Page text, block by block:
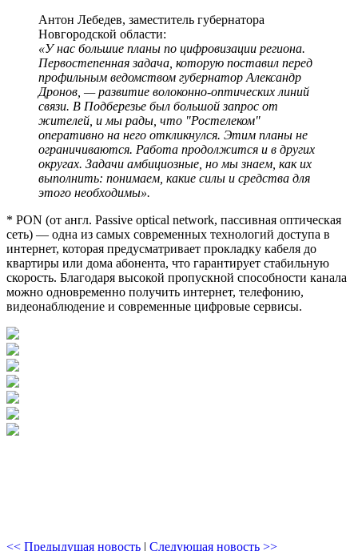
Антон Лебедев, заместитель губернатора
Новгородской области:
«У нас большие планы по цифровизации региона.
Первостепенная задача, которую поставил перед
профильным ведомством губернатор Александр
Дронов, — развитие волоконно-оптических линий
связи. В Подберезье был большой запрос от
жителей, и мы рады, что "Ростелеком"
оперативно на него откликнулся. Этим планы не
ограничиваются. Работа продолжится и в других
округах. Задачи амбициозные, но мы знаем, как их
выполнить: понимаем, какие силы и средства для
этого необходимы».
* PON (от англ. Passive optical network, пассивная оптическая
сеть) — одна из самых современных технологий доступа в
интернет, которая предусматривает прокладку кабеля до
квартиры или дома абонента, что гарантирует стабильную
скорость. Благодаря высокой пропускной способности канала
можно одновременно получить интернет, телефонию,
видеонаблюдение и современные цифровые сервисы.
<< Предыдущая новость | Следующая новость >>